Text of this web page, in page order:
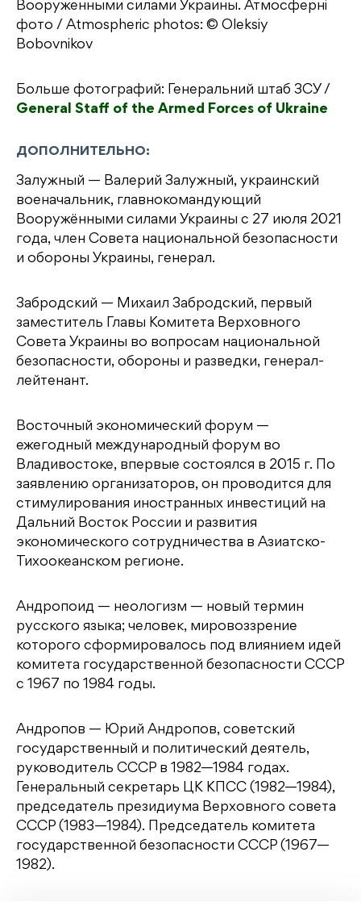
Вооруженными силами Украины. Атмосферні
фото / Atmospheric photos: © Oleksiy
Bobovnikov
Больше фотографий: Генеральний штаб ЗСУ /
General Staff of the Armed Forces of Ukraine
ДОПОЛНИТЕЛЬНО:
Залужный — Валерий Залужный, украинский
военачальник, главнокомандующий
Вооружёнными силами Украины с 27 июля 2021
года, член Совета национальной безопасности
и обороны Украины, генерал.
Забродский — Михаил Забродский, первый
заместитель Главы Комитета Верховного
Совета Украины во вопросам национальной
безопасности, обороны и разведки, генерал-
лейтенант.
Восточный экономический форум —
ежегодный международный форум во
Владивостоке, впервые состоялся в 2015 г. По
заявлению организаторов, он проводится для
стимулирования иностранных инвестиций на
Дальний Восток России и развития
экономического сотрудничества в Азиатско-
Тихоокеанском регионе.
Андропоид — неологизм — новый термин
русского языка; человек, мировоззрение
которого сформировалось под влиянием идей
комитета государственной безопасности СССР
с 1967 по 1984 годы.
Андропов — Юрий Андропов, советский
государственный и политический деятель,
руководитель СССР в 1982—1984 годах.
Генеральный секретарь ЦК КПСС (1982—1984),
председатель президиума Верховного совета
СССР (1983—1984). Председатель комитета
государственной безопасности СССР (1967—
1982).